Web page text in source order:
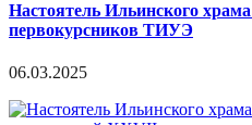
Настоятель Ильинского
первокурсников ТИУЭ
06.03.2025